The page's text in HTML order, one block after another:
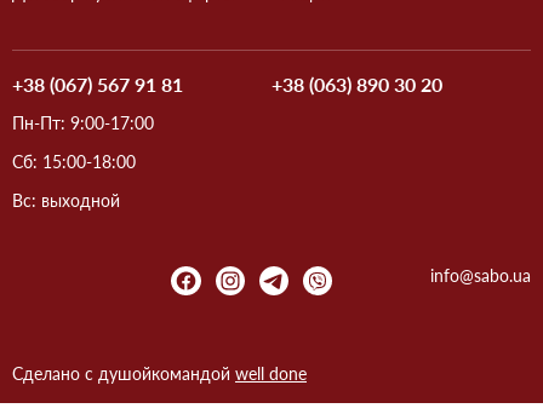
+38 (067) 567 91 81 +38 (063) 890 30 20
Пн-Пт: 9:00-17:00
Сб: 15:00-18:00
Вс: выходной
info@sabo.ua
Сделано с душойкомандой well done